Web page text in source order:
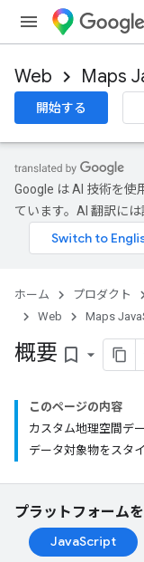
Web Maps
開始する
Google は AI 技術を使
ています。AI 翻訳に
ホーム プロダクト
Web
Maps
概要 bookmark_border
このページの内容
カスタム地理空間デ
データ対象物をスタ
プラットフォーム
JavaScript